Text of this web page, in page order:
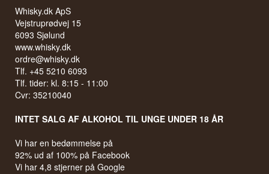
Whisky.dk ApS
Vejstruprødvej 15
6093 Sjølund
www.whisky.dk
ordre@whisky.dk
Tlf. +45 5210 6093
Tlf. tider: kl. 8:15 - 11:00
Cvr: 35210040
INTET SALG AF ALKOHOL TIL UNGE UNDER 18 ÅR
Vi har en bedømmelse på
92% ud af 100% på Facebook
Vi har 4,8 stjerner på Google